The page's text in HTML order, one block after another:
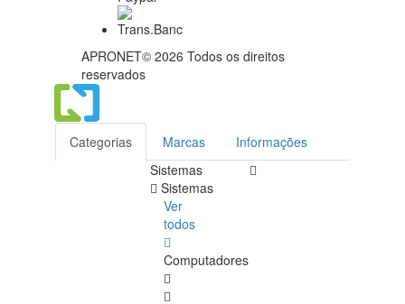
APRONET© 2026 Todos os direitos
reservados
Categorias Marcas
Informações
Sistemas
Sistemas
Ver
todos
Computadores